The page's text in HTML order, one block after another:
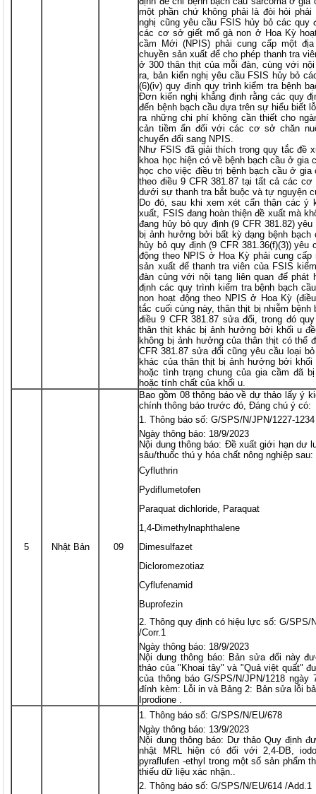
một phần chứ không phải là đòi hỏi
nghị cũng yêu cầu FSIS hủy bỏ các quy
các cơ sở giết mổ gà non ở Hoa Kỳ
cầm Mới (NPIS) phải cung cấp một
chuyền sản xuất để cho phép thanh tra
ở 300 thân thịt của mỗi đàn, cùng với
ra, bản kiến nghị yêu cầu FSIS hủy bỏ
(6)(iv) quy định quy trình kiểm tra bệnh
Đơn kiến nghị khẳng định rằng các quy
đến bệnh bạch cầu dựa trên sự hiểu biết
ra những chi phí không cần thiết cho
cản tiềm ẩn đối với các cơ sở chăn
chuyển đổi sang NPIS.
Như FSIS đã giải thích trong quy tắc đề
khoa học hiện có về bệnh bạch cầu ở gia
học cho việc điều trị bệnh bạch cầu ở
theo điều 9 CFR 381.87 tại tất cả các
dưới sự thanh tra bắt buộc và tự nguyện
Do đó, sau khi xem xét cẩn thận các ý
xuất, FSIS đang hoàn thiện đề xuất mà
đang hủy bỏ quy định (9 CFR 381.82)
bị ảnh hưởng bởi bất kỳ dạng bệnh
hủy bỏ quy định (9 CFR 381.36(f)(3))
động theo NPIS ở Hoa Kỳ phải cung
sản xuất để thanh tra viên của FSIS
đàn cùng với nội tạng liên quan để phát
định các quy trình kiểm tra bệnh bạch
non hoạt động theo NPIS ở Hoa Kỳ
tắc cuối cùng này, thân thịt bị nhiễm
điều 9 CFR 381.87 sửa đổi, trong đó
thân thịt khác bị ảnh hưởng bởi khối u
không bị ảnh hưởng của thân thịt có thể
CFR 381.87 sửa đổi cũng yêu cầu loại
khác của thân thịt bị ảnh hưởng bởi
hoặc tình trạng chung của gia cầm đã
hoặc tính chất của khối u.
5 Nhật Bản 09
Bao gồm 08 thông báo về dự thảo lấy ý
chính thông báo trước đó, Đáng chú ý có:
Thông báo số: G/SPS/N/JPN/1227-1234
Ngày thông báo: 18/9/2023
Nội dung thông báo: Đề xuất giới hạn dư
sâu/thuốc thú y hóa chất nông nghiệp sau:
Cyfluthrin
Pydiflumetofen
Paraquat dichloride, Paraquat
1,4-Dimethylnaphthalene
Dimesulfazet
Dicloromezotiaz
Cyflufenamid
Buprofezin
Thông quy định có hiệu lực số: G/SPS/
/Corr.1
Ngày thông báo: 18/9/2023
Nội dung thông báo: Bản sửa đổi này
thảo của "Khoai tây" và "Quả việt quất"
của thông báo G/SPS/N/JPN/1218
đính kèm: Lỗi in và Bảng 2: Bản sửa lỗi
Iprodione .
Thông báo số: G/SPS/N/EU/678
Ngày thông báo: 13/9/2023
Nội dung thông báo: Dự thảo Quy định
nhật MRL hiện có đối với 2,4-DB,
pyraflufen -ethyl trong một số sản phẩm
thiếu dữ liệu xác nhận..
Thông báo số: G/SPS/N/EU/614 /Add.1